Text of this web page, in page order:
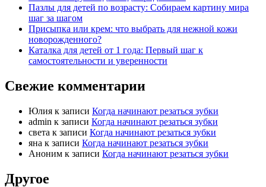
Пазлы для детей по возрасту: Собираем картину мира
шаг за шагом
Присыпка или крем: что выбрать для нежной кожи
новорожденного?
Каталка для детей от 1 года: Первый шаг к
самостоятельности и уверенности
Свежие комментарии
Юлия к записи Когда начинают резаться зубки
admin к записи Когда начинают резаться зубки
света к записи Когда начинают резаться зубки
яна к записи Когда начинают резаться зубки
Аноним к записи Когда начинают резаться зубки
Другое